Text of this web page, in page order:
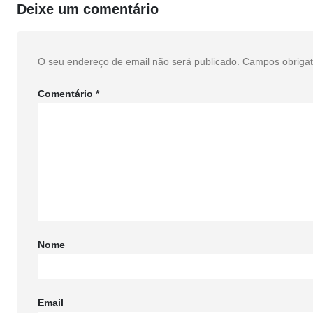
Deixe um comentário
O seu endereço de email não será publicado. Campos
Comentário *
Nome
Email